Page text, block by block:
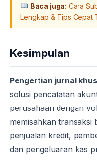
Baca juga: Cara
Lengkap & Tips Cepat
Kesimpulan
Pengertian jurnal
solusi pencatatan
perusahaan dengan
memisahkan transaksi
penjualan kredit,
dan pengeluaran kas